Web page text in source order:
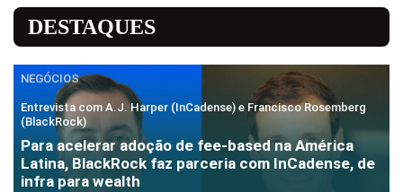
DESTAQUES
NEGÓCIOS
Entrevista com A.J. Harper (InCadense) e Francisco Rosemberg
(BlackRock)
Para acelerar adoção de fee-based na América
Latina, BlackRock faz parceria com InCadense, de
infra para wealth